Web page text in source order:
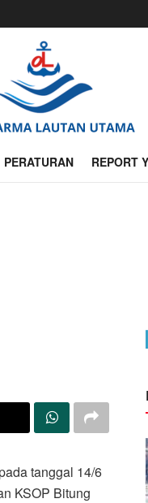
PERATURAN REPORT
tanggal 14/6
KSOP Bitung